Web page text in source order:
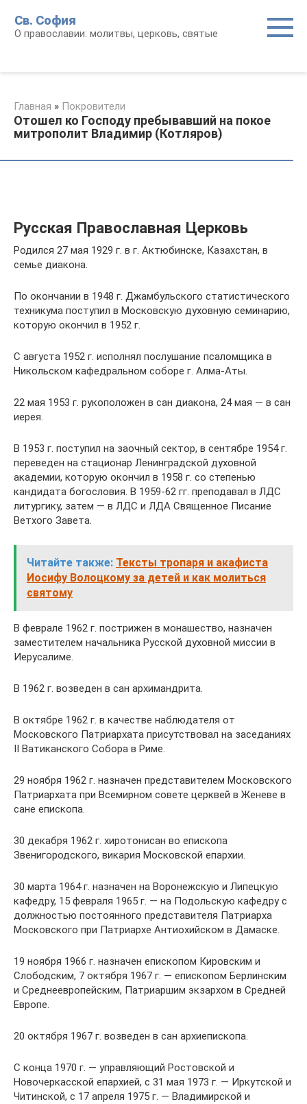
контенту
Св. София
О православии: молитвы, церковь, святые
Главная » Покровители
Отошел ко Господу пребывавший на покое
митрополит Владимир (Котляров)
Русская Православная Церковь
Родился 27 мая 1929 г. в г. Актюбинске, Казахстан, в
семье диакона.
По окончании в 1948 г. Джамбульского статистического
техникума поступил в Московскую духовную семинарию,
которую окончил в 1952 г.
С августа 1952 г. исполнял послушание псаломщика в
Никольском кафедральном соборе г. Алма-Аты.
22 мая 1953 г. рукоположен в сан диакона, 24 мая — в сан
иерея.
В 1953 г. поступил на заочный сектор, в сентябре 1954 г.
переведен на стационар Ленинградской духовной
академии, которую окончил в 1958 г. со степенью
кандидата богословия. В 1959-62 гг. преподавал в ЛДС
литургику, затем — в ЛДС и ЛДА Священное Писание
Ветхого Завета.
Читайте также: Тексты тропаря и акафиста
Иосифу Волоцкому за детей и как молиться
святому
В феврале 1962 г. пострижен в монашество, назначен
заместителем начальника Русской духовной миссии в
Иерусалиме.
В 1962 г. возведен в сан архимандрита.
В октябре 1962 г. в качестве наблюдателя от
Московского Патриархата присутствовал на заседаниях
II Ватиканского Собора в Риме.
29 ноября 1962 г. назначен представителем Московского
Патриархата при Всемирном совете церквей в Женеве в
сане епископа.
30 декабря 1962 г. хиротонисан во епископа
Звенигородского, викария Московской епархии.
30 марта 1964 г. назначен на Воронежскую и Липецкую
кафедру, 15 февраля 1965 г. — на Подольскую кафедру с
должностью постоянного представителя Патриарха
Московского при Патриархе Антиохийском в Дамаске.
19 ноября 1966 г. назначен епископом Кировским и
Слободским, 7 октября 1967 г. — епископом Берлинским
и Среднеевропейским, Патриаршим экзархом в Средней
Европе.
20 октября 1967 г. возведен в сан архиепископа.
С конца 1970 г. — управляющий Ростовской и
Новочеркасской епархией, с 31 мая 1973 г. — Иркутской и
Читинской, с 17 апреля 1975 г. — Владимирской и